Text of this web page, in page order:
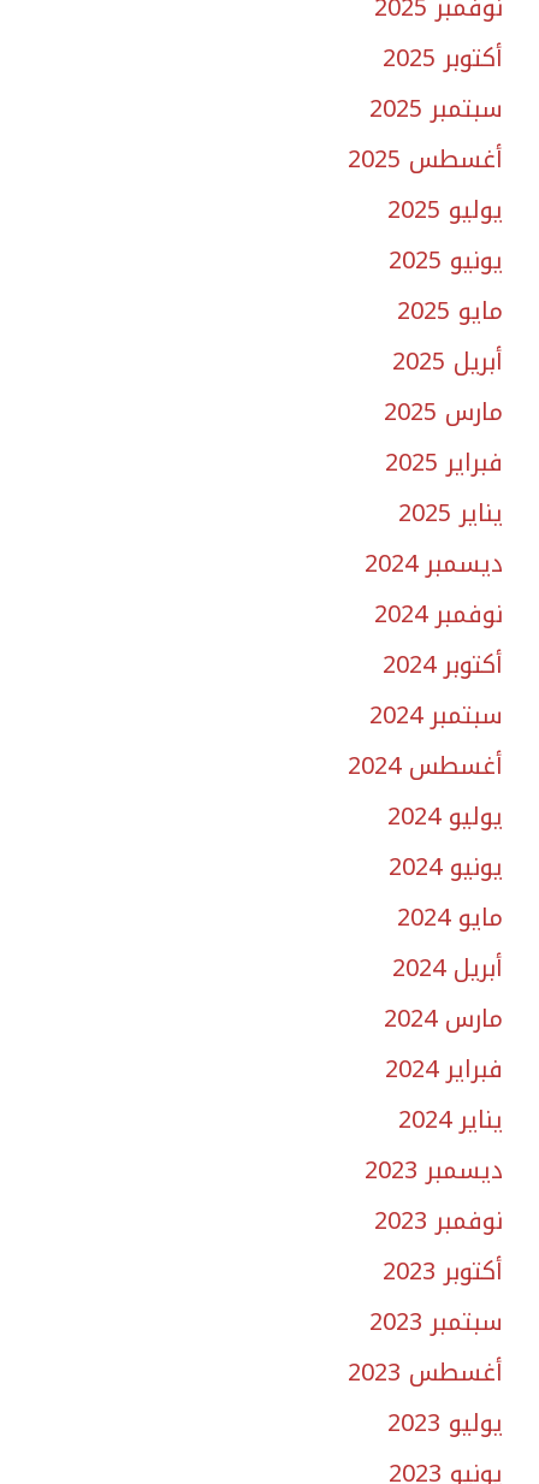
أكتوبر 2025
سبتمبر 2025
أغسطس 2025
يوليو 2025
يونيو 2025
مايو 2025
أبريل 2025
مارس 2025
فبراير 2025
يناير 2025
ديسمبر 2024
نوفمبر 2024
أكتوبر 2024
سبتمبر 2024
أغسطس 2024
يوليو 2024
يونيو 2024
مايو 2024
أبريل 2024
مارس 2024
فبراير 2024
يناير 2024
ديسمبر 2023
نوفمبر 2023
أكتوبر 2023
سبتمبر 2023
أغسطس 2023
يوليو 2023
يونيو 2023